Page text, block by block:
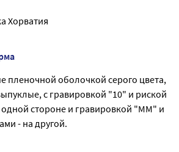
Хорватия
пленочной оболочкой серого цвета,
с гравировкой "10" и риской
стороне и гравировкой "ММ" и
- на другой.